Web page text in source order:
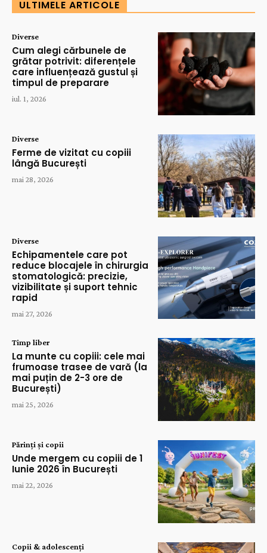
ULTIMELE ARTICOLE
Diverse
Cum alegi cărbunele de
grătar potrivit: diferențele
care influențează gustul și
timpul de preparare
iul. 1, 2026
Diverse
Ferme de vizitat cu copiii
lângă București
mai 28, 2026
Diverse
Echipamentele care pot
reduce blocajele în chirurgia
stomatologică: precizie,
vizibilitate și suport tehnic
rapid
mai 27, 2026
Timp liber
La munte cu copiii: cele mai
frumoase trasee de vară (la
mai puțin de 2-3 ore de
București)
mai 25, 2026
Părinți și copii
Unde mergem cu copiii de 1
Iunie 2026 în București
mai 22, 2026
Copii & adolescenți